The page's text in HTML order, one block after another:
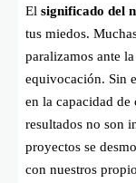
El significado del
tus miedos.
paralizamos ante
equivocación. Sin
en la capacidad
resultados no son
proyectos se
con nuestros